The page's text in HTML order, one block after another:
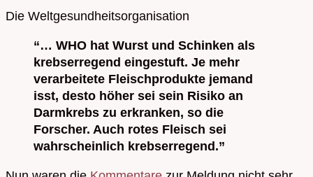
Die Weltgesundheitsorganisation
“… WHO hat Wurst und Schinken als
krebserregend eingestuft. Je mehr
verarbeitete Fleischprodukte jemand
isst, desto höher sei sein Risiko an
Darmkrebs zu erkranken, so die
Forscher. Auch rotes Fleisch sei
wahrscheinlich krebserregend.”